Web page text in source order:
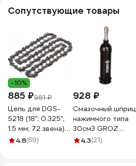
Сопутствующие товары
-10%
885 ₽981 ₽
Цепь для DGS-
5218 (18"; 0.325";
1.5 мм; 72 звена)
DENZEL 59805
4.8(69)
928 ₽
Смазочный шприц
нажимного типа
30см3 GROZ
GR43100 - G6P
4.3(21)